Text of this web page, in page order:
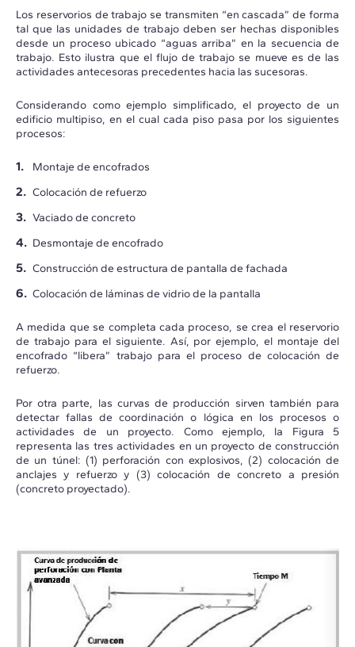
Los reservorios de trabajo se transmiten “en cascada” de forma
tal que las unidades de trabajo deben ser hechas disponibles
desde un proceso ubicado “aguas arriba” en la secuencia de
trabajo. Esto ilustra que el flujo de trabajo se mueve es de las
actividades antecesoras precedentes hacia las sucesoras.
Considerando como ejemplo simplificado, el proyecto de un
edificio multipiso, en el cual cada piso pasa por los siguientes
procesos:
Montaje de encofrados
Colocación de refuerzo
Vaciado de concreto
Desmontaje de encofrado
Construcción de estructura de pantalla de fachada
Colocación de láminas de vidrio de la pantalla
A medida que se completa cada proceso, se crea el reservorio
de trabajo para el siguiente. Así, por ejemplo, el montaje del
encofrado “libera” trabajo para el proceso de colocación de
refuerzo.
Por otra parte, las curvas de producción sirven también para
detectar fallas de coordinación o lógica en los procesos o
actividades de un proyecto. Como ejemplo, la Figura 5
representa las tres actividades en un proyecto de construcción
de un túnel: (1) perforación con explosivos, (2) colocación de
anclajes y refuerzo y (3) colocación de concreto a presión
(concreto proyectado).